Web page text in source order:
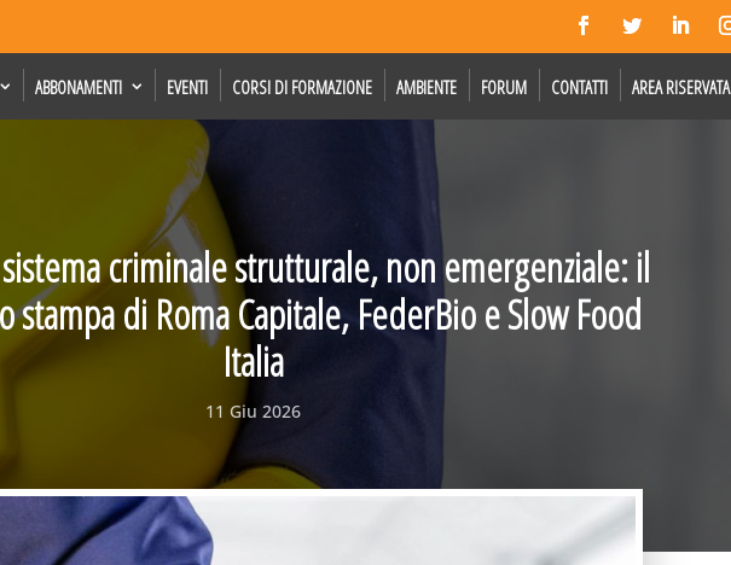
ABBONAMENTI EVENTI CORSI DI FORMAZIONE AMBIENTE FORUM CONTATTI AREA RISERVATA
criminale strutturale, non emergenziale: il
stampa di Roma Capitale, FederBio e Slow Food
Italia
11 Giu 2026